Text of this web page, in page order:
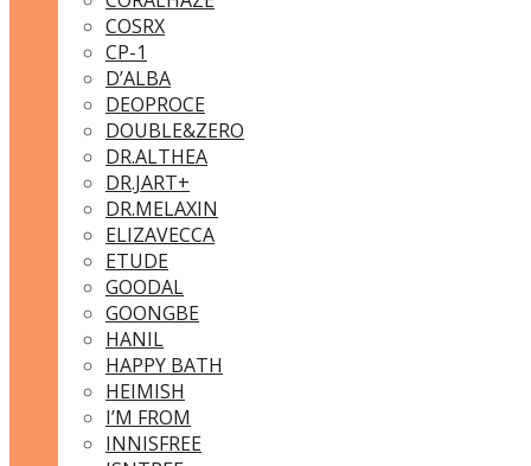
COSRX
CP-1
D’ALBA
DEOPROCE
DOUBLE&ZERO
DR.ALTHEA
DR.JART+
DR.MELAXIN
ELIZAVECCA
ETUDE
GOODAL
GOONGBE
HANIL
HAPPY BATH
HEIMISH
I’M FROM
INNISFREE